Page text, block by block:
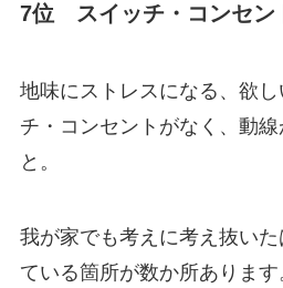
7位 スイッチ・コンセン
地味にストレスになる、欲
チ・コンセントがなく、動線
と。
我が家でも考えに考え抜い
ている箇所が数か所あります